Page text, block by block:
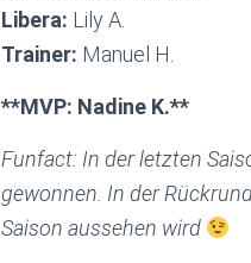
Libera: Lily A.
Trainer: Manuel H.
**MVP: Nadine K.**
Funfact: In der letzten
gewonnen. In der
Saison aussehen wird